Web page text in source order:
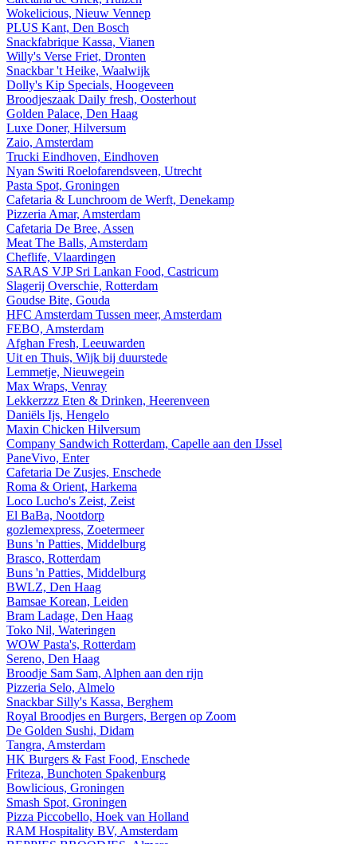
Wokelicious, Nieuw Vennep
PLUS Kant, Den Bosch
Snackfabrique Kassa, Vianen
Willy's Verse Friet, Dronten
Snackbar 't Heike, Waalwijk
Dolly's Kip Specials, Hoogeveen
Broodjeszaak Daily fresh, Oosterhout
Golden Palace, Den Haag
Luxe Doner, Hilversum
Zaio, Amsterdam
Trucki Eindhoven, Eindhoven
Nyan Switi Roelofarendsveen, Utrecht
Pasta Spot, Groningen
Cafetaria & Lunchroom de Werft, Denekamp
Pizzeria Amar, Amsterdam
Cafetaria De Bree, Assen
Meat The Balls, Amsterdam
Cheflife, Vlaardingen
SARAS VJP Sri Lankan Food, Castricum
Slagerij Overschie, Rotterdam
Goudse Bite, Gouda
HFC Amsterdam Tussen meer, Amsterdam
FEBO, Amsterdam
Afghan Fresh, Leeuwarden
Uit en Thuis, Wijk bij duurstede
Lemmetje, Nieuwegein
Max Wraps, Venray
Lekkerzzz Eten & Drinken, Heerenveen
Daniëls Ijs, Hengelo
Maxin Chicken Hilversum
Company Sandwich Rotterdam, Capelle aan den IJssel
PaneVivo, Enter
Cafetaria De Zusjes, Enschede
Roma & Orient, Harkema
Loco Lucho's Zeist, Zeist
El BaBa, Nootdorp
gozlemexpress, Zoetermeer
Buns 'n Patties, Middelburg
Brasco, Rotterdam
Buns 'n Patties, Middelburg
BWLZ, Den Haag
Bamsae Korean, Leiden
Bram Ladage, Den Haag
Toko Nil, Wateringen
WOW Pasta's, Rotterdam
Sereno, Den Haag
Broodje Sam Sam, Alphen aan den rijn
Pizzeria Selo, Almelo
Snackbar Silly's Kassa, Berghem
Royal Broodjes en Burgers, Bergen op Zoom
De Golden Sushi, Didam
Tangra, Amsterdam
HK Burgers & Fast Food, Enschede
Friteza, Bunchoten Spakenburg
Bowlicious, Groningen
Smash Spot, Groningen
Pizza Piccobello, Hoek van Holland
RAM Hospitality BV, Amsterdam